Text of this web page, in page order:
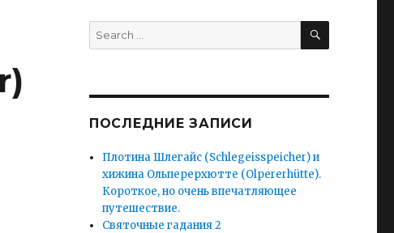
Search
for:
SEARCH
ПОСЛЕДНИЕ ЗАПИСИ
Плотина Шлегайс (Schlegeisspeicher) и
хижина Ольперерхютте (Olpererhütte).
Короткое, но очень впечатляющее
путешествие.
Святочные гадания 2